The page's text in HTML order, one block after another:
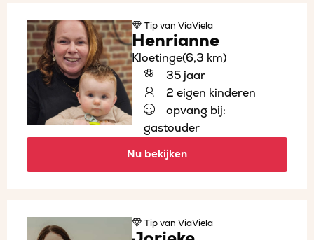
Tipvan ViaViela
Henrianne
Kloetinge(6,3 km)
35 jaar
2 eigen kinderen
opvang bij:
gastouder
Nu bekijken
Tipvan ViaViela